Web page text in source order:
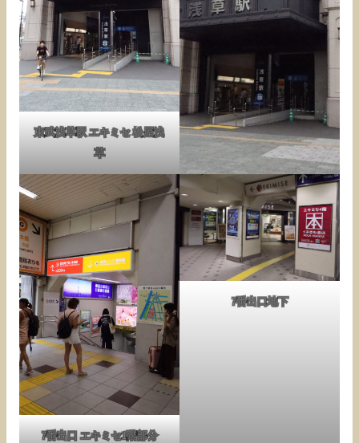
東武浅草駅 エキミセ 松屋浅
草
7番出口 エキミセ1階部分
7番出口地下